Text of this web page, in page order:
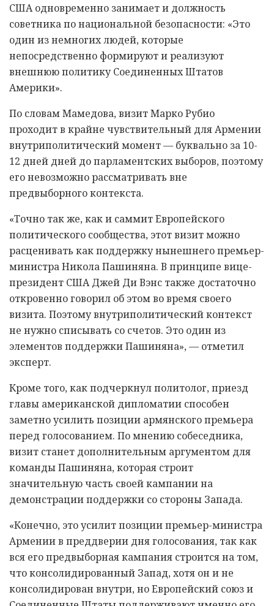
США одновременно занимает и должность
советника по национальной безопасности: «Это
один из немногих людей, которые
непосредственно формируют и реализуют
внешнюю политику Соединенных Штатов
Америки».
По словам Мамедова, визит Марко Рубио
проходит в крайне чувствительный для Армении
внутриполитический момент — буквально за 10-
12 дней дней до парламентских выборов, поэтому
его невозможно рассматривать вне
предвыборного контекста.
«Точно так же, как и саммит Европейского
политического сообщества, этот визит можно
расценивать как поддержку нынешнего премьер-
министра Никола Пашиняна. В принципе вице-
президент США Джей Ди Вэнс также достаточно
откровенно говорил об этом во время своего
визита. Поэтому внутриполитический контекст
не нужно списывать со счетов. Это один из
элементов поддержки Пашиняна», — отметил
эксперт.
Кроме того, как подчеркнул политолог, приезд
главы американской дипломатии способен
заметно усилить позиции армянского премьера
перед голосованием. По мнению собеседника,
визит станет дополнительным аргументом для
команды Пашиняна, которая строит
значительную часть своей кампании на
демонстрации поддержки со стороны Запада.
«Конечно, это усилит позиции премьер-министра
Армении в преддверии дня голосования, так как
вся его предвыборная кампания строится на том,
что консолидированный Запад, хотя он и не
консолидирован внутри, но Европейский союз и